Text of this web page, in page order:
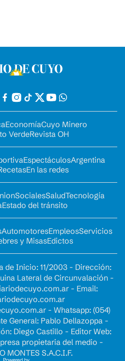
EconomíaCuyo Minero
VerdeRevista OH
EspectáculosArgentina
En las redes
SocialesSaludTecnología
Estado del tránsito
AutomotoresEmpleosServicios
y MisasEdictos
de Inicio: 11/2003 - Dirección:
Lateral de Circunvalación -
- Email:
- Whatsapp: (054)
General: Pablo Dellazoppa -
Diego Castillo - Editor Web:
propietaria del medio -
MONTES S.A.C.I.F.